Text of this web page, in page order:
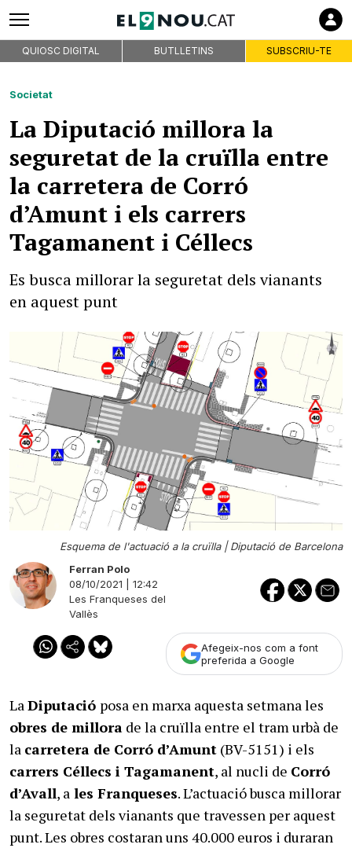
QUIOSC DIGITAL BUTLLETINS SUBSCRIU-TE
Societat
La Diputació millora la
seguretat de la cruïlla entre
la carretera de Corró
d’Amunt i els carrers
Tagamanent i Céllecs
Es busca millorar la seguretat dels vianants
en aquest punt
Esquema de l'actuació a la cruïlla |Diputació de Barcelona
Ferran Polo
08/10/2021 | 12:42
Les Franqueses del
Vallès
Afegeix-nos com a font
preferida a Google
LaDiputació posa en marxa aquesta setmana les
obres de millora de la cruïlla entre el tram urbà de
la carretera de Corró d’Amunt (BV-5151) i els
carrers Céllecs i Tagamanent, al nucli de Corró
d’Avall, a les Franqueses. L’actuació busca millorar
la seguretat dels vianants que travessen per aquest
punt. Les obres costaran uns 40.000 euros i duraran